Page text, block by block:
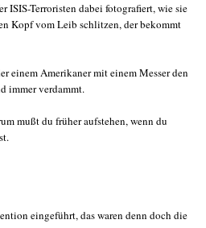
ISIS-Terroristen dabei fotografiert, wie sie
Kopf vom Leib schlitzen, der bekommt
einem Amerikaner mit einem Messer den
immer verdammt.
mußt du früher aufstehen, wenn du
eingeführt, das waren denn doch die